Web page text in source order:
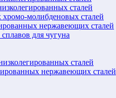
сталей
хромо-молибденовых сталей
нержавеющих сталей
для чугуна
сталей
нержавеющих сталей